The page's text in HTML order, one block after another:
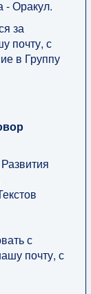
- Оракул.
за
почту, с
в Группу
с
почту, с